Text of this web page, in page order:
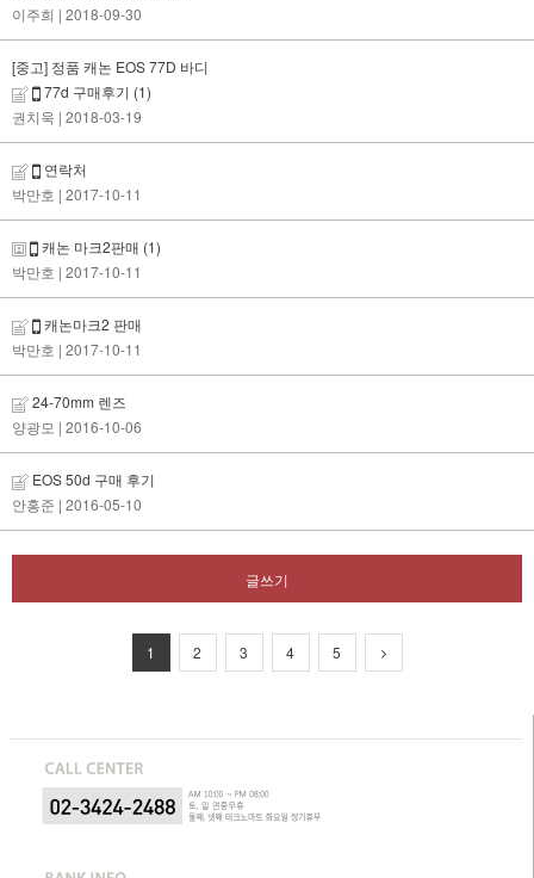
이주희 | 2018-09-30
[중고] 정품 캐논 EOS 77D 바디
77d 구매후기 (1)
권치욱 | 2018-03-19
연락처
박만호 | 2017-10-11
캐논 마크2판매 (1)
박만호 | 2017-10-11
캐논마크2 판매
박만호 | 2017-10-11
24-70mm 렌즈
양광모 | 2016-10-06
EOS 50d 구매 후기
안홍준 | 2016-05-10
글쓰기
1 2 3 4 5